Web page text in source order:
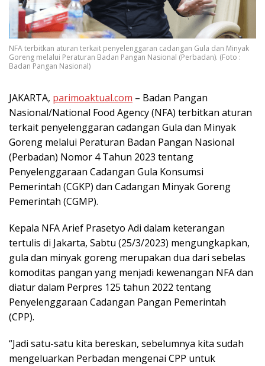
NFA terbitkan aturan terkait penyelenggaran cadangan Gula dan Minyak
Goreng melalui Peraturan Badan Pangan Nasional (Perbadan). (Foto :
Badan Pangan Nasional)
JAKARTA, parimoaktual.com – Badan Pangan
Nasional/National Food Agency (NFA) terbitkan aturan
terkait penyelenggaran cadangan Gula dan Minyak
Goreng melalui Peraturan Badan Pangan Nasional
(Perbadan) Nomor 4 Tahun 2023 tentang
Penyelenggaraan Cadangan Gula Konsumsi
Pemerintah (CGKP) dan Cadangan Minyak Goreng
Pemerintah (CGMP).
Kepala NFA Arief Prasetyo Adi dalam keterangan
tertulis di Jakarta, Sabtu (25/3/2023) mengungkapkan,
gula dan minyak goreng merupakan dua dari sebelas
komoditas pangan yang menjadi kewenangan NFA dan
diatur dalam Perpres 125 tahun 2022 tentang
Penyelenggaraan Cadangan Pangan Pemerintah
(CPP).
“Jadi satu-satu kita bereskan, sebelumnya kita sudah
mengeluarkan Perbadan mengenai CPP untuk